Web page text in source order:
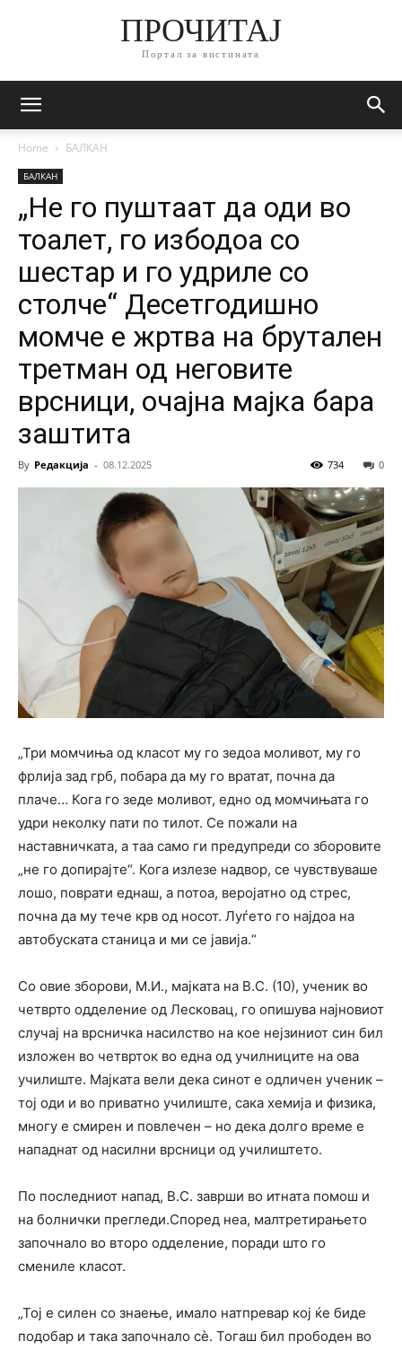
ПРОЧИТАЈ
Портал за вистината
Home БАЛКАН
БАЛКАН
„Не го пуштаат да оди во
тоалет, го избодоа со
шестар и го удриле со
столче“ Десетгодишно
момче е жртва на брутален
третман од неговите
врсници, очајна мајка бара
заштита
By Редакција - 08.12.2025 0
734
„Три момчиња од класот му го зедоа моливот, му го
фрлија зад грб, побара да му го вратат, почна да
плаче… Кога го зеде моливот, едно од момчињата го
удри неколку пати по тилот. Се пожали на
наставничката, а таа само ги предупреди со зборовите
„не го допирајте“. Кога излезе надвор, се чувствуваше
лошо, поврати еднаш, а потоа, веројатно од стрес,
почна да му тече крв од носот. Луѓето го најдоа на
автобуската станица и ми се јавија.“
Со овие зборови, М.И., мајката на В.С. (10), ученик во
четврто одделение од Лесковац, го опишува најновиот
случај на врсничка насилство на кое нејзиниот син бил
изложен во четврток во една од училниците на ова
училиште. Мајката вели дека синот е одличен ученик –
тој оди и во приватно училиште, сака хемија и физика,
многу е смирен и повлечен – но дека долго време е
нападнат од насилни врсници од училиштето.
По последниот напад, В.С. заврши во итната помош и
на болнички прегледи.Според неа, малтретирањето
започнало во второ одделение, поради што го
смениле класот.
„Тој е силен со знаење, имало натпревар кој ќе биде
подобар и така започнало сè. Тогаш бил прободен во